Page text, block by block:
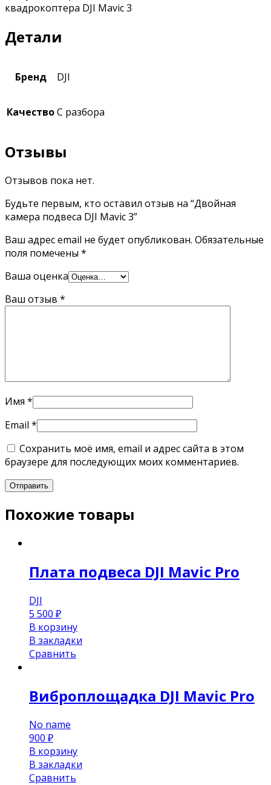
квадрокоптера DJI Mavic 3
Детали
Бренд DJI
КачествоС разбора
Отзывы
Отзывов пока нет.
Будьте первым, кто оставил отзыв на “Двойная
камера подвеса DJI Mavic 3”
Ваш адрес email не будет опубликован. Обязательные
поля помечены *
Ваша оценка
Ваш отзыв *
Имя *
Email *
Сохранить моё имя, email и адрес сайта в этом
браузере для последующих моих комментариев.
Похожие товары
Плата подвеса DJI Mavic Pro
DJI
5 500 ₽
В корзину
В закладки
Сравнить
Виброплощадка DJI Mavic Pro
No name
900 ₽
В корзину
В закладки
Сравнить